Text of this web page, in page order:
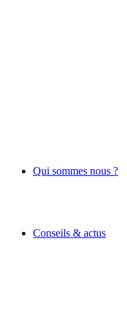
Qui sommes nous ?
Conseils & actus